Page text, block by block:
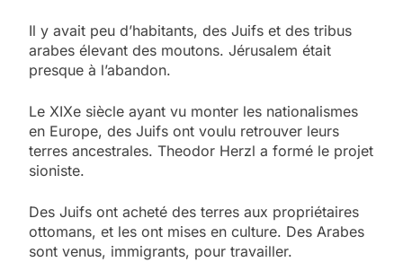
Il y avait peu d’habitants, des Juifs et des tribus
arabes élevant des moutons. Jérusalem était
presque à l’abandon.
Le XIXe siècle ayant vu monter les nationalismes
en Europe, des Juifs ont voulu retrouver leurs
terres ancestrales. Theodor Herzl a formé le projet
sioniste.
Des Juifs ont acheté des terres aux propriétaires
ottomans, et les ont mises en culture. Des Arabes
sont venus, immigrants, pour travailler.